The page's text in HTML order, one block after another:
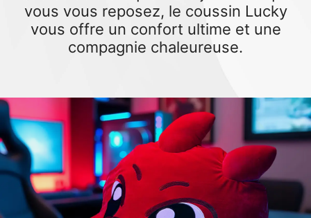
vous vous reposez, le coussin Lucky
vous offre un confort ultime et une
compagnie chaleureuse.